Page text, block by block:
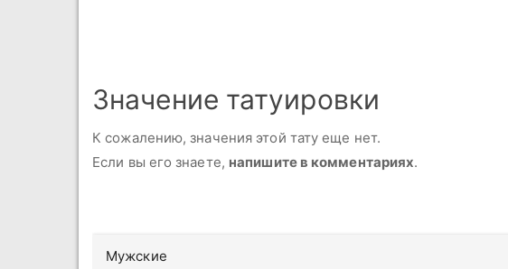
Значение татуировки
К сожалению, значения этой тату еще нет.
Если вы его знаете, напишите в комментариях.
Мужские